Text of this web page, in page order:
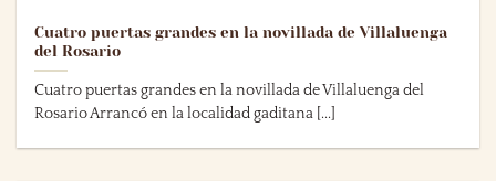
Cuatro puertas grandes en la novillada de Villaluenga
del Rosario
Cuatro puertas grandes en la novillada de Villaluenga del
Rosario Arrancó en la localidad gaditana [...]